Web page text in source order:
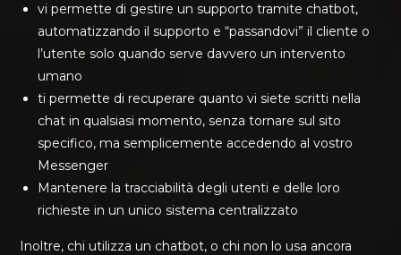
vi permette di gestire un supporto tramite chatbot,
automatizzando il supporto e “passandovi” il cliente o
l’utente solo quando serve davvero un intervento
umano
ti permette di recuperare quanto vi siete scritti nella
chat in qualsiasi momento, senza tornare sul sito
specifico, ma semplicemente accedendo al vostro
Messenger
Mantenere la tracciabilità degli utenti e delle loro
richieste in un unico sistema centralizzato
Inoltre, chi utilizza un chatbot, o chi non lo usa ancora